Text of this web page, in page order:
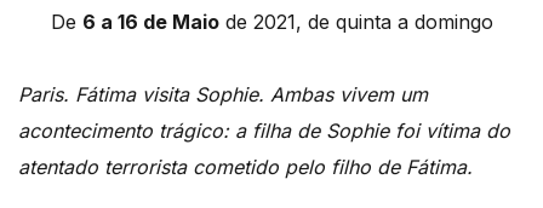
De 6 a 16 de Maiode 2021, de quinta a domingo
Paris. Fátima visita Sophie. Ambas vivem um
acontecimento trágico: a filha de Sophie foi vítima do
atentado terrorista cometido pelo filho de Fátima.